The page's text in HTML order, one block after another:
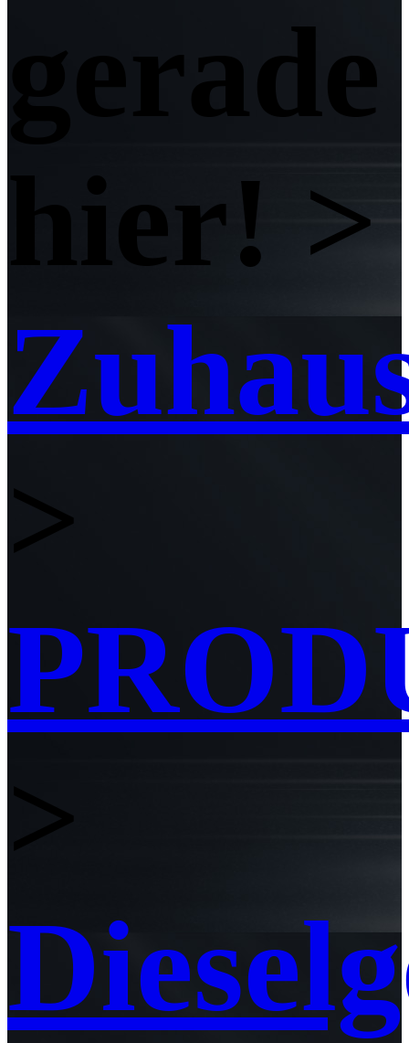
gerade
hier! >
>
>